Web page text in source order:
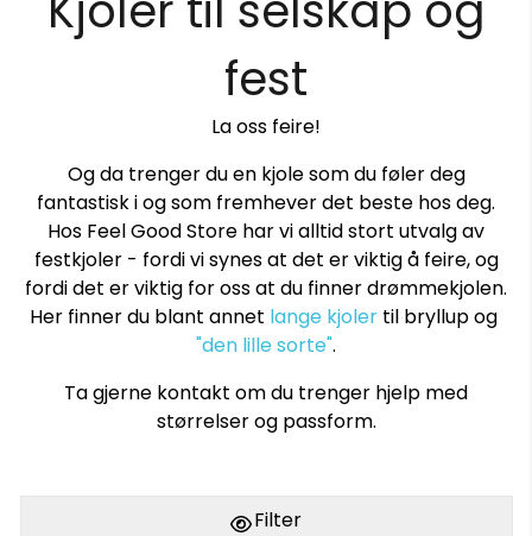
fest
La oss feire!
Og da trenger du en kjole som du føler deg
fantastisk i og som fremhever det beste hos deg.
Hos Feel Good Store har vi alltid stort utvalg av
festkjoler - fordi vi synes at det er viktig å feire, og
fordi det er viktig for oss at du finner drømmekjolen.
Her finner du blant annet lange kjoler til bryllup og
"den lille sorte".
Ta gjerne kontakt om du trenger hjelp med
størrelser og passform.
Filter